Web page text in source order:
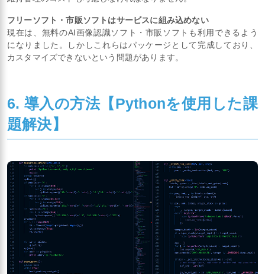
フリーソフト・市販ソフトはサービスに組み込めない
現在は、無料のAI画像認識ソフト・市販ソフトも利用できるよう
になりました。しかしこれらはパッケージとして完成しており、
カスタマイズできないという問題があります。
6. 導入の方法【Pythonを使用した課
題解決】